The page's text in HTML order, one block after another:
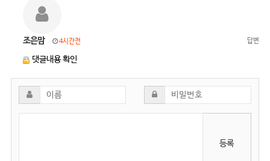
조은맘 4시간전 답변
댓글내용 확인
등록